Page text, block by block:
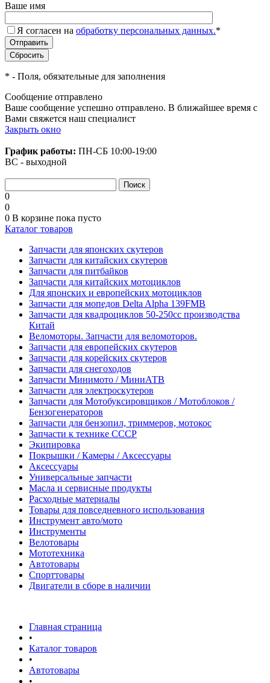
Ваше имя
Я согласен на обработку персональных данных.*
* - Поля, обязательные для заполнения
Сообщение отправлено
Ваше сообщение успешно отправлено. В ближайшее время с
Вами свяжется наш специалист
Закрыть окно
График работы: ПН-СБ 10:00-19:00
ВС - выходной
0
0
0 В корзине пока пусто
Каталог товаров
Запчасти для японских скутеров
Запчасти для китайских скутеров
Запчасти для питбайков
Запчасти для китайских мотоциклов
Для японских и европейских мотоциклов
Запчасти для мопедов Delta Alpha 139FMB
Запчасти для квадроциклов 50-250сс производства
Китай
Веломоторы. Запчасти для веломоторов.
Запчасти для европейских скутеров
Запчасти для корейских скутеров
Запчасти для снегоходов
Запчасти Минимото / МиниАТВ
Запчасти для электроскутеров
Запчасти для Мотобуксировщиков / Мотоблоков /
Бензогенераторов
Запчасти для бензопил, триммеров, мотокос
Запчасти к технике СССР
Экипировка
Покрышки / Камеры / Аксессуары
Аксессуары
Универсальные запчасти
Масла и сервисные продукты
Расходные материалы
Товары для повседневного использования
Инструмент авто/мото
Инструменты
Велотовары
Мототехника
Автотовары
Спорттовары
Двигатели в сборе в наличии
Главная страница
•
Каталог товаров
•
Автотовары
•